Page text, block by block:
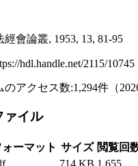
會論叢, 1953, 13, 81-95
hdl.handle.net/2115/10745
のアクセス数:1,294件 （
ァイル
ォーマット サイズ 閲覧回